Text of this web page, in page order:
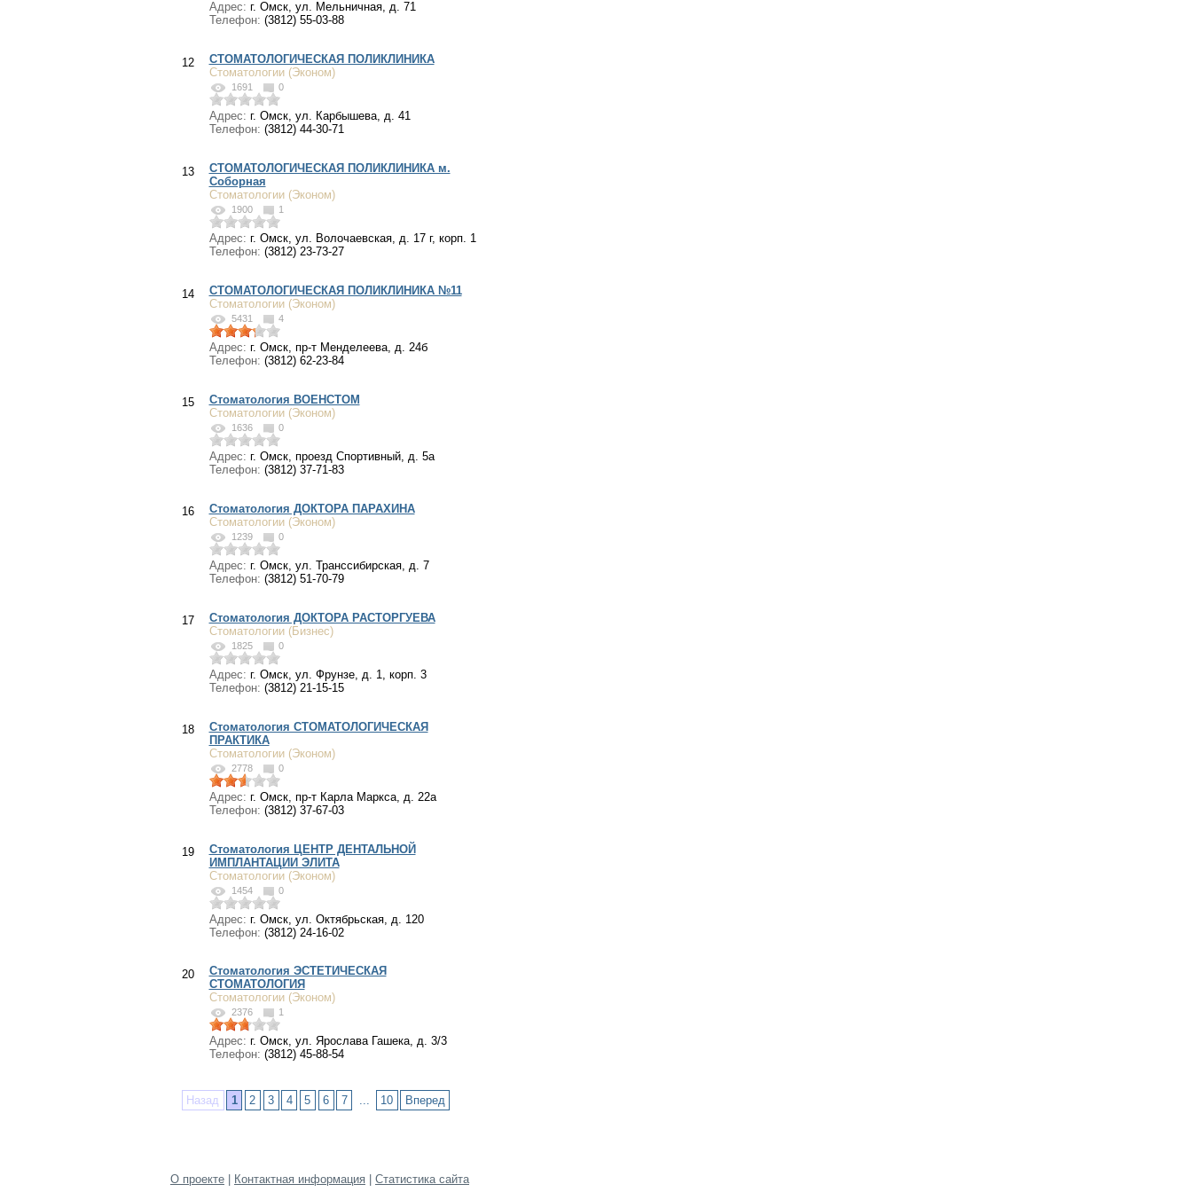
Адрес: г. Омск, ул. Мельничная, д. 71
Телефон: (3812) 55-03-88
12
СТОМАТОЛОГИЧЕСКАЯ ПОЛИКЛИНИКА
Стоматологии (Эконом)
1691 0
Адрес: г. Омск, ул. Карбышева, д. 41
Телефон: (3812) 44-30-71
13
СТОМАТОЛОГИЧЕСКАЯ ПОЛИКЛИНИКА м.
Соборная
Стоматологии (Эконом)
1900 1
Адрес: г. Омск, ул. Волочаевская, д. 17 г, корп. 1
Телефон: (3812) 23-73-27
14
СТОМАТОЛОГИЧЕСКАЯ ПОЛИКЛИНИКА №11
Стоматологии (Эконом)
5431 4
Адрес: г. Омск, пр-т Менделеева, д. 24б
Телефон: (3812) 62-23-84
15
Стоматология ВОЕНСТОМ
Стоматологии (Эконом)
1636 0
Адрес: г. Омск, проезд Спортивный, д. 5а
Телефон: (3812) 37-71-83
16
Стоматология ДОКТОРА ПАРАХИНА
Стоматологии (Эконом)
1239 0
Адрес: г. Омск, ул. Транссибирская, д. 7
Телефон: (3812) 51-70-79
17
Стоматология ДОКТОРА РАСТОРГУЕВА
Стоматологии (Бизнес)
1825 0
Адрес: г. Омск, ул. Фрунзе, д. 1, корп. 3
Телефон: (3812) 21-15-15
18
Стоматология СТОМАТОЛОГИЧЕСКАЯ
ПРАКТИКА
Стоматологии (Эконом)
2778 0
Адрес: г. Омск, пр-т Карла Маркса, д. 22а
Телефон: (3812) 37-67-03
19
Стоматология ЦЕНТР ДЕНТАЛЬНОЙ
ИМПЛАНТАЦИИ ЭЛИТА
Стоматологии (Эконом)
1454 0
Адрес: г. Омск, ул. Октябрьская, д. 120
Телефон: (3812) 24-16-02
20
Стоматология ЭСТЕТИЧЕСКАЯ
СТОМАТОЛОГИЯ
Стоматологии (Эконом)
2376 1
Адрес: г. Омск, ул. Ярослава Гашека, д. 3/3
Телефон: (3812) 45-88-54
Назад 1 2 3 4 5 6 7 ... 10 Вперед
О проекте Контактная информация Статистика сайта